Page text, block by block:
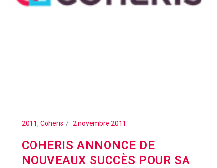
2011, Coheris 2 novembre 2011
COHERIS ANNONCE DE
NOUVEAUX SUCCÈS POUR SA